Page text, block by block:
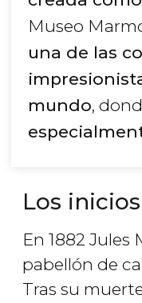
Museo
una de las
mundo,
Los
En 1882
pabellón de
Tras su